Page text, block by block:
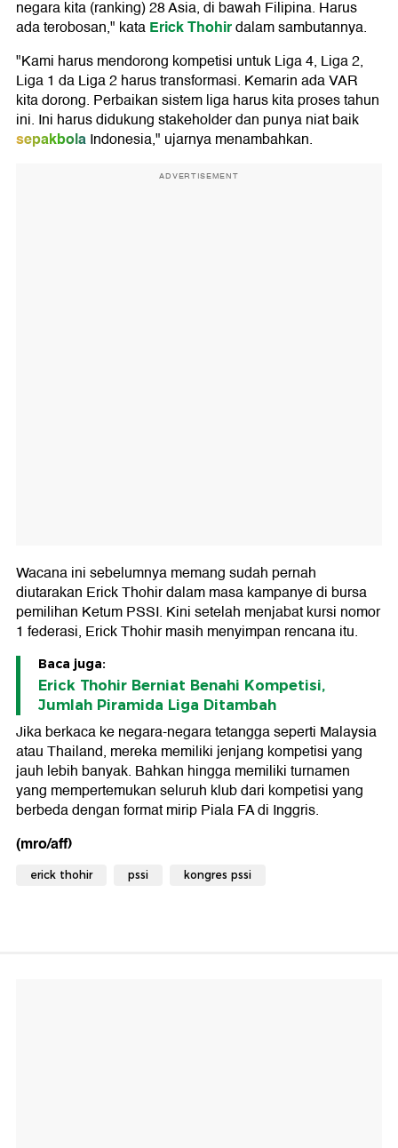
negara kita (ranking) 28 Asia, di bawah Filipina. Harus
ada terobosan," kataErick Thohirdalam sambutannya.
"Kami harus mendorong kompetisi untuk Liga 4, Liga 2,
Liga 1 da Liga 2 harus transformasi. Kemarin ada VAR
kita dorong. Perbaikan sistem liga harus kita proses tahun
ini. Ini harus didukung stakeholder dan punya niat baik
sepakbolaIndonesia," ujarnya menambahkan.
ADVERTISEMENT
Wacana ini sebelumnya memang sudah pernah
diutarakan Erick Thohir dalam masa kampanye di bursa
pemilihan Ketum PSSI. Kini setelah menjabat kursi nomor
1 federasi, Erick Thohir masih menyimpan rencana itu.
Baca juga:
Erick Thohir Berniat Benahi Kompetisi,
Jumlah Piramida Liga Ditambah
Jika berkaca ke negara-negara tetangga seperti Malaysia
atau Thailand, mereka memiliki jenjang kompetisi yang
jauh lebih banyak. Bahkan hingga memiliki turnamen
yang mempertemukan seluruh klub dari kompetisi yang
berbeda dengan format mirip Piala FA di Inggris.
(mro/aff)
erick thohir pssi kongres pssi